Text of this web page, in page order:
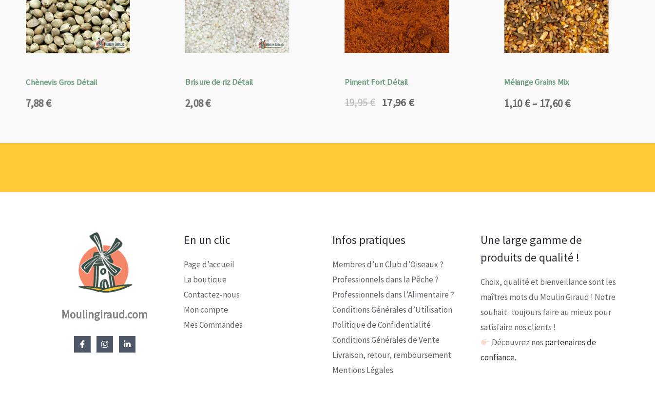
Chènevis Gros Détail
7,88€
Brisure de riz Détail
2,08€
Piment Fort Détail
19,95€
Le
était :
17,96 €
Le
est :
Mélange Grains Mix
1,10€– 17,60€
Plage
1,10 €
Moulingiraud.com
En un clic
Page d’accueil
La boutique
Contactez-nous
Mon compte
Mes Commandes
Infos pratiques
Membres d’un Club d’Oiseaux ?
Professionnels dans la Pêche ?
Professionnels dans l’Alimentaire ?
Conditions Générales d’Utilisation
Politique de Confidentialité
Conditions Générales de Vente
Livraison, retour, remboursement
Mentions Légales
Une large gamme de
produits de qualité !
Choix, qualité et bienveillance sont les
maîtres mots du Moulin Giraud ! Notre
souhait : toujours faire au mieux pour
satisfaire nos clients !
Découvrez nos partenaires de
confiance.